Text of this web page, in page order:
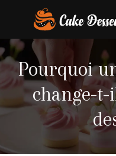
Pourquoi
change-